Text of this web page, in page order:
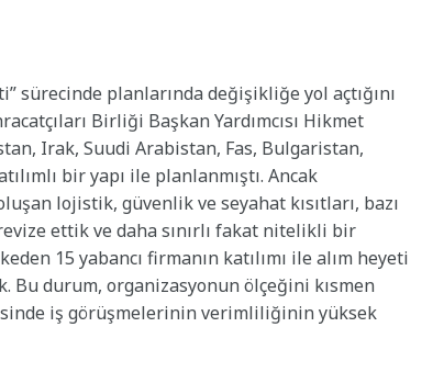
sürecinde planlarında değişikliğe yol açtığını
Birliği Başkan Yardımcısı Hikmet
Irak, Suudi Arabistan, Fas, Bulgaristan,
bir yapı ile planlanmıştı. Ancak
lojistik, güvenlik ve seyahat kısıtları, bazı
ettik ve daha sınırlı fakat nitelikli bir
15 yabancı firmanın katılımı ile alım heyeti
durum, organizasyonun ölçeğini kısmen
iş görüşmelerinin verimliliğinin yüksek